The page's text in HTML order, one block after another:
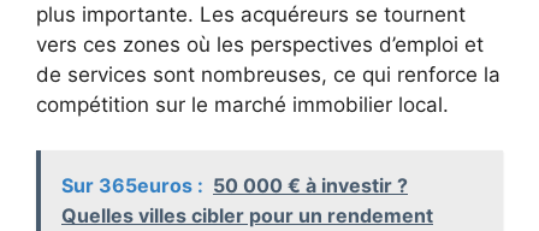
plus importante. Les acquéreurs se tournent
vers ces zones où les perspectives d’emploi et
de services sont nombreuses, ce qui renforce la
compétition sur le marché immobilier local.
Sur 365euros : 50 000 € à investir ?
Quelles villes cibler pour un rendement